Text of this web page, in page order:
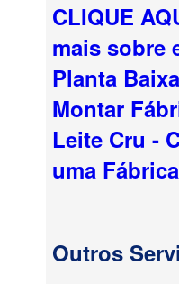
CLIQUE
mais sobre
Planta
Montar
Leite Cru -
uma
Outros